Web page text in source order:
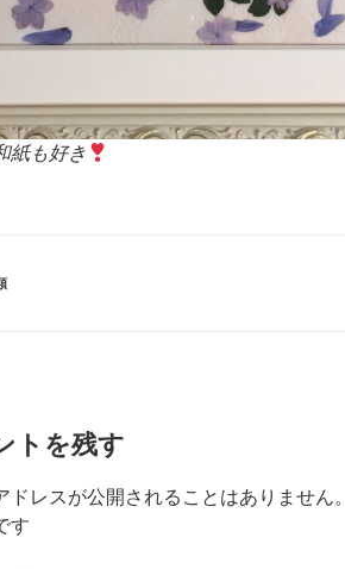
紙も好き
トを残す
ドレスが公開されることはありません。
す